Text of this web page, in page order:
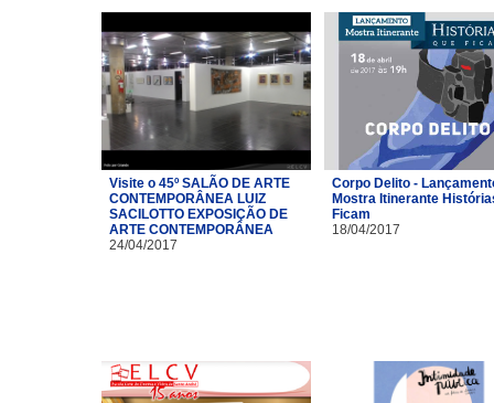
Visite o 45º SALÃO DE ARTE
CONTEMPORÂNEA LUIZ
SACILOTTO EXPOSIÇÃO DE
ARTE CONTEMPORÂNEA
24/04/2017
Corpo Delito -
Mostra Itinerante
Ficam
18/04/2017